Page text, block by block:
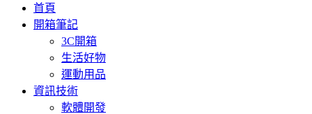
首頁
開箱筆記
3C開箱
生活好物
運動用品
資訊技術
軟體開發